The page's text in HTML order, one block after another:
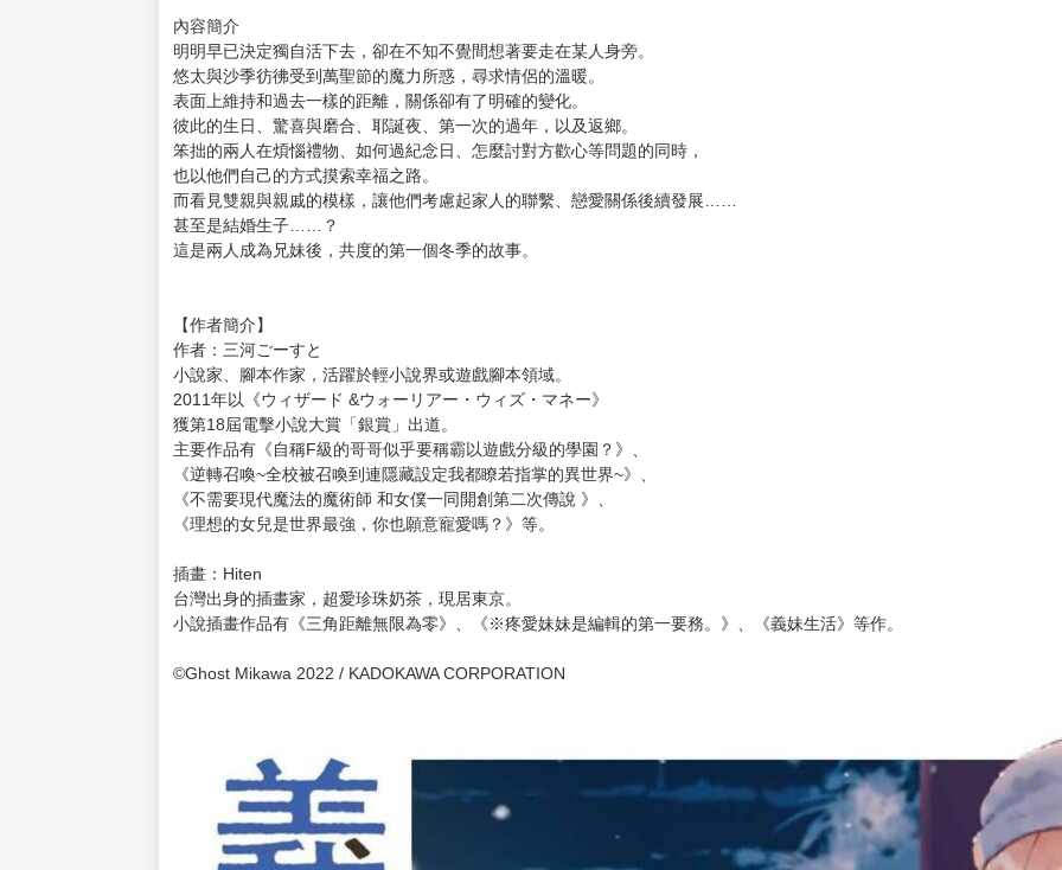
語 言：繁體中文
發售日:2023年7月27日上市
本書特色
★從同學，變為兄妹。兩人逐漸走向幸福的故事。
★彼此的距離日漸縮短，慢慢建立起兄妹以上卻與家人有所不同的關係。
★在日本累積銷售超過30萬冊，廣受好評的戀愛生活小說！
悠太與沙季彷彿受到萬聖節的魔力所惑，尋求情侶的溫暖。
表面上維持和過去一樣的距離，關係卻有了明確的變化。
彼此的生日、驚喜與磨合、耶誕夜、第一次的過年，以及返鄉。
笨拙的兩人在煩惱禮物、如何過紀念日、怎麼討對方歡心等問題的同時，
也以他們自己的方式摸索幸福之路。
而看見雙親與親戚的模樣，讓他們考慮起家人的聯繫、戀愛關係後續發展……
甚至是結婚生子……？
這是兩人成為兄妹後，共度的第一個冬季的故事。
【作者簡介】
作者：三河ごーすと
小說家、腳本作家，活躍於輕小說界或遊戲腳本領域。
獲第18屆電擊小說大賞「銀賞」出道。
《理想的女兒是世界最強，你也願意寵愛嗎？》等。
插畫：Hiten
台灣出身的插畫家，超愛珍珠奶茶，現居東京。
小說插畫作品有《三角距離無限為零》、《※疼愛妹妹是編輯的第一要務。》、《義妹生活》等作。